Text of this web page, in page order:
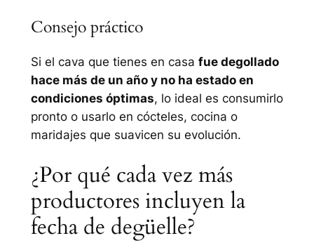
Consejo práctico
Si el cava que tienes en casa fue degollado
hace más de un año y no ha estado en
condiciones óptimas, lo ideal es consumirlo
pronto o usarlo en cócteles, cocina o
maridajes que suavicen su evolución.
¿Por qué cada vez más
productores incluyen la
fecha de degüelle?